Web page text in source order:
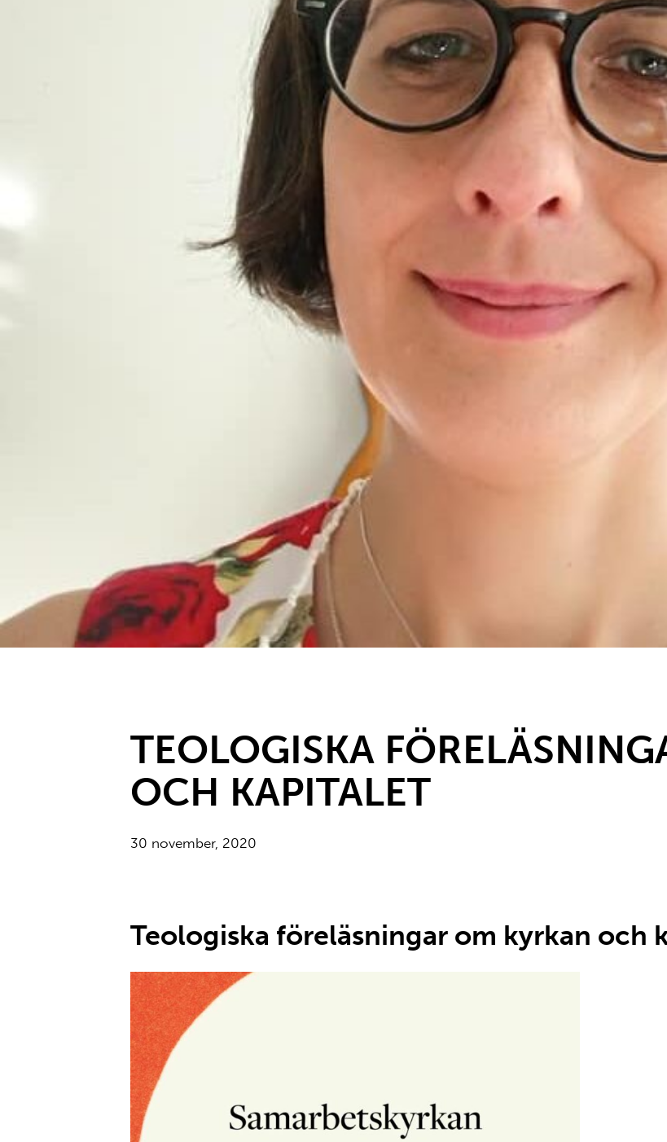
TEOLOGISKA
OCH KAPITALET
30 november, 2020
Teologiska föreläsningar om kyrkan och